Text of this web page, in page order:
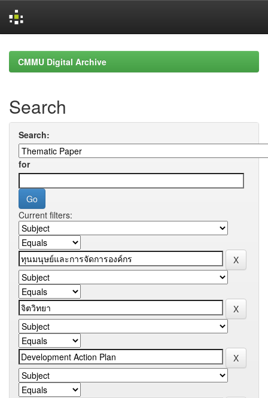
navigationCMMU Digital Archive
Search
Search:
for
Current filters: